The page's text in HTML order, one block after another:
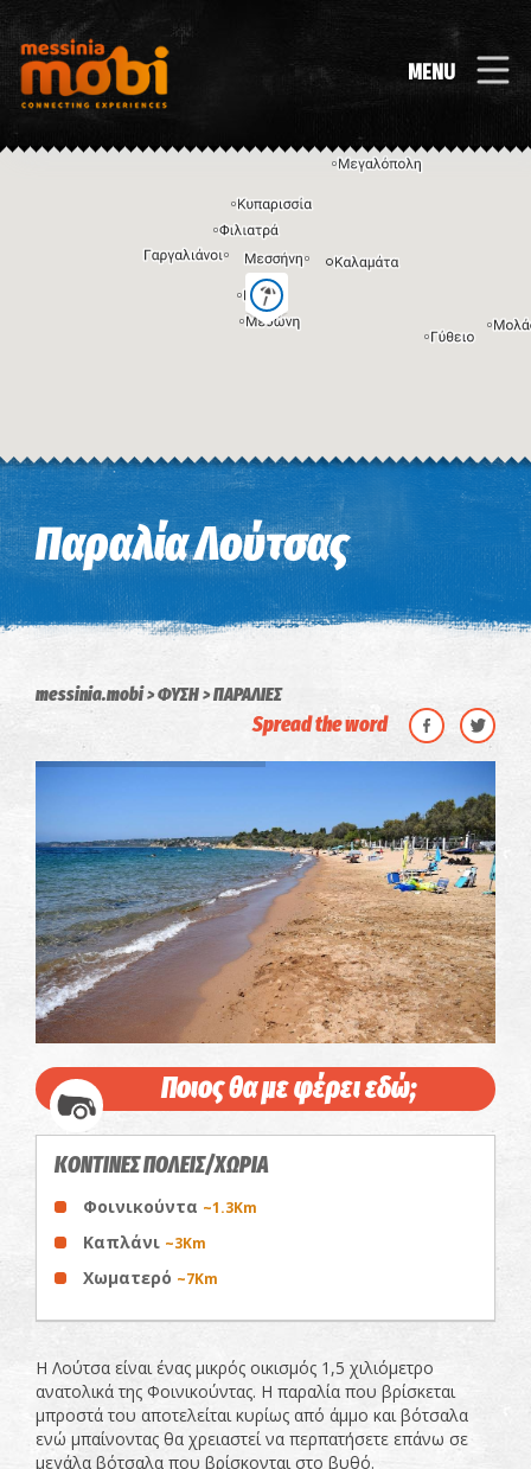
MENU
Η εικόνα ενδέχεται να υπόκειται σε πνευματικά δικαιώματα Όροι
Παραλία Λούτσας
messinia.mobi ΦΥΣΗ ΠΑΡΑΛΙΕΣ
Spread the word
Ποιος θα με φέρει εδώ;
ΚΟΝΤΙΝΕΣ ΠΟΛΕΙΣ/ΧΩΡΙΑ
Φοινικούντα ~1.3Km
Καπλάνι ~3Km
Χωματερό ~7Km
Η Λούτσα είναι ένας μικρός οικισμός 1,5 χιλιόμετρο
ανατολικά της Φοινικούντας. Η παραλία που βρίσκεται
μπροστά του αποτελείται κυρίως από άμμο και βότσαλα
ενώ μπαίνοντας θα χρειαστεί να περπατήσετε επάνω σε
μεγάλα βότσαλα που βρίσκονται στο βυθό.